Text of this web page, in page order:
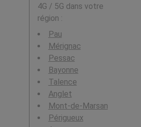
4G / 5G dans votre
région :
Pau
Mérignac
Pessac
Bayonne
Talence
Anglet
Mont-de-Marsan
Périgueux